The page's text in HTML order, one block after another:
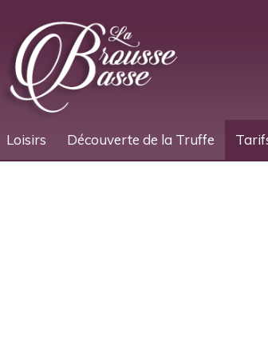
Loisirs Découverte de la Truffe